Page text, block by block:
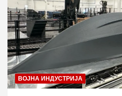
ВОЈНА ИНДУСТРИЈА